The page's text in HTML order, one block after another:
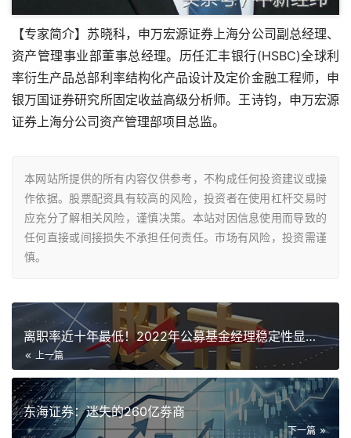
【专家简介】苏晓科，申万宏源证券上海分公司副总经理、
资产管理事业部董事总经理。历任汇丰银行(HSBC)全球利
率衍生产品总部利率结构化产品设计及定价金融工程师，申
银万国证券研究所固定收益高级分析师。王诗钧，申万宏源
证券上海分公司资产管理部项目总监。
本网站所提供的所有内容仅供参考，不构成任何投资建议或操
作依据。股票配资具有较高的风险，投资者在使用杠杆交易时
应充分了解相关风险，谨慎决策。本站对因信息使用而导致的
任何直接或间接损失不承担任何责任。市场有风险，投资需谨
慎。
离职率近十年最低！2022年公募基金经理稳定性显著增强
上一篇
东海证券：迷失的260亿劵商
下一篇